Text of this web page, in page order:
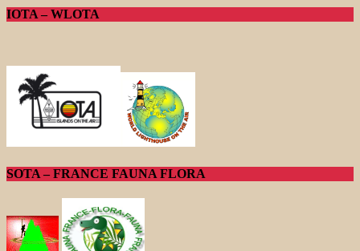
IOTA – WLOTA
SOTA – FRANCE FAUNA FLORA